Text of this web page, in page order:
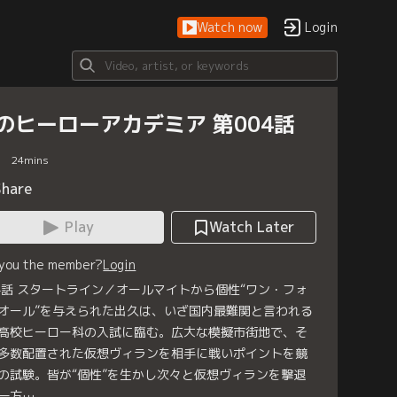
Watch now Login
ヒーローアカデミア 第004話
24mins
Play
Watch Later
the member?Login
スタートライン／オールマイトから個性“ワン・フォ
ール”を与えられた出久は、いざ国内最難関と言われる
校ヒーロー科の入試に臨む。広大な模擬市街地で、そ
数配置された仮想ヴィランを相手に戦いポイントを競
試験。皆が“個性”を生かし次々と仮想ヴィランを撃退